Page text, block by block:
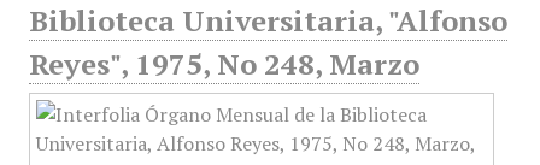
Biblioteca Universitaria, "Alfonso
Reyes", 1975, No 248, Marzo